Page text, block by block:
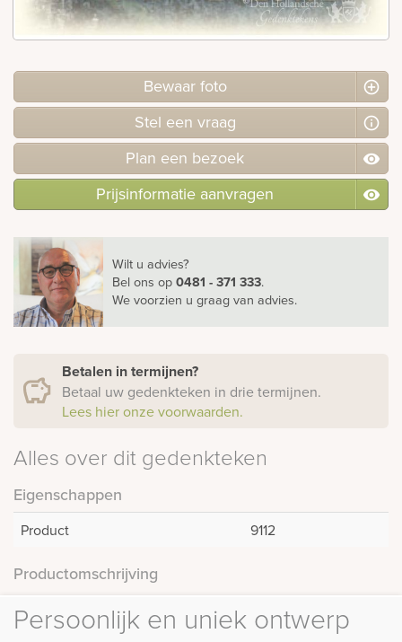
Bekijk
Bewaar foto
Stel een vraag
Plan een bezoek
Prijsinformatie aanvragen
Wilt u advies?
Bel ons op0481 - 371 333.
We voorzien u graag van advies.
Betalen in termijnen?
Betaal uw gedenkteken in drie termijnen.
Lees hier onze voorwaarden.
Alles over dit gedenkteken
Eigenschappen
Product 9112
Productomschrijving
Persoonlijk en uniek ontwerp